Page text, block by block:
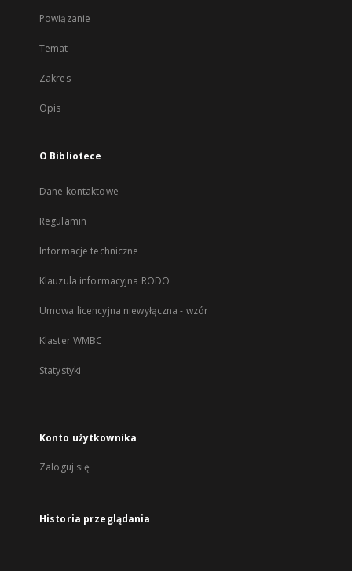
Powiązanie
Temat
Zakres
Opis
O Bibliotece
Dane kontaktowe
Regulamin
Informacje techniczne
Klauzula informacyjna RODO
Umowa licencyjna niewyłączna - wzór
Klaster WMBC
Statystyki
Konto użytkownika
Zaloguj się
Historia przeglądania